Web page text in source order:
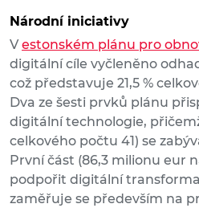
Národní iniciativy
Vestonském plánu pro
digitální cíle vyčleněno
což představuje 21,5 %
Dva ze šesti prvků plánu
digitální technologie,
celkového počtu 41) se
První část (86,3 milionu eur
podpořit digitální
zaměřuje se především na